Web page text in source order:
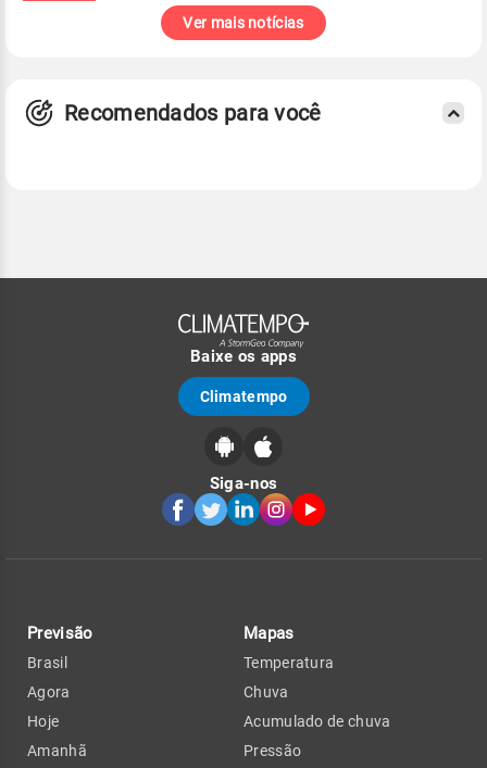
Ver mais notícias
Recomendados para você
Baixe os apps
Climatempo
Siga-nos
Previsão
Brasil
Agora
Hoje
Amanhã
Mapas
Temperatura
Chuva
Acumulado de chuva
Pressão